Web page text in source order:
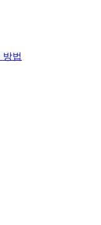
방법